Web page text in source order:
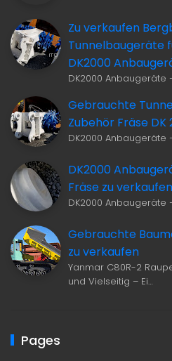
Zu verkaufen
Tunnelbaugeräte
DK2000
DK2000 Anbaugeräte
Gebrauchte
Zubehör Fräse
DK2000 Anbaugeräte
DK2000
Fräse zu
DK2000 Anbaugeräte
Gebrauchte
zu verkaufen
Yanmar C80R-2
und Vielseitig – Ei…
Pages